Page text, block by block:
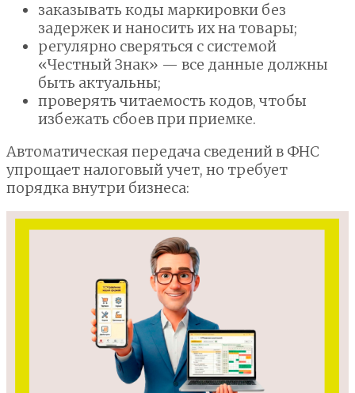
заказывать коды маркировки без
задержек и наносить их на товары;
регулярно сверяться с системой
«Честный Знак» — все данные должны
быть актуальны;
проверять читаемость кодов, чтобы
избежать сбоев при приемке.
Автоматическая передача сведений в ФНС
упрощает налоговый учет, но требует
порядка внутри бизнеса: